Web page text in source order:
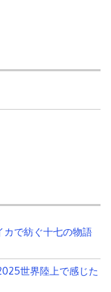
カで紡ぐ十七の物語
世界陸上で感じた